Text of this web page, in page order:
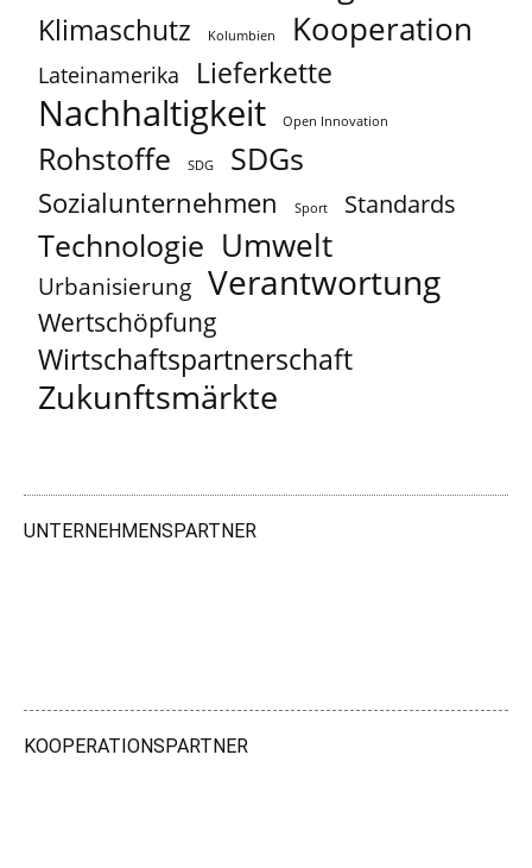
Klimaschutz Kolumbien Kooperation
Lateinamerika Lieferkette
Nachhaltigkeit Open Innovation
Rohstoffe SDG SDGs
Sozialunternehmen Sport Standards
Technologie Umwelt
Urbanisierung Verantwortung
Wertschöpfung
Wirtschaftspartnerschaft
Zukunftsmärkte
UNTERNEHMENSPARTNER
KOOPERATIONSPARTNER